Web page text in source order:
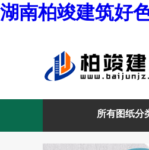
湖南柏竣建筑好
所有图纸分